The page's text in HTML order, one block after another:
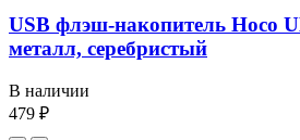
USB флэш-накопитель Hoco
металл, серебристый
В наличии
479 ₽